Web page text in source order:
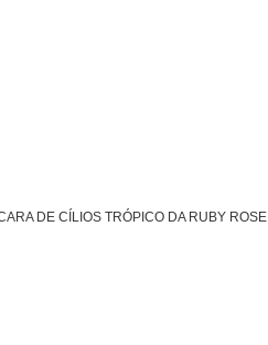
DE CÍLIOS TRÓPICO DA RUBY ROSE